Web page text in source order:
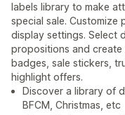
labels library to make
special sale.
display settings. Select
propositions and
badges, sale stickers,
highlight offers.
Discover a library of
BFCM, Christmas, etc